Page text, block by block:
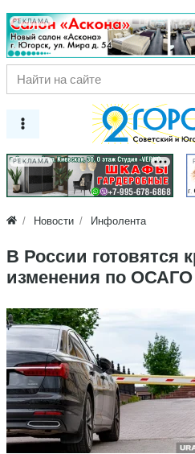
РЕКЛАМА
РЕКЛАМА
Новости Инфолента
В России готовятся
изменения по ОСАГО